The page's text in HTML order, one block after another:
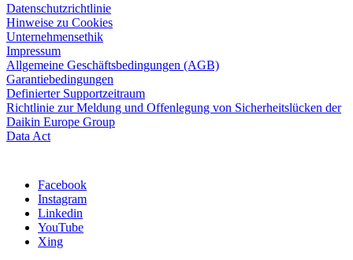
Datenschutzrichtlinie
Hinweise zu Cookies
Unternehmensethik
Impressum
Allgemeine Geschäftsbedingungen (AGB)
Garantiebedingungen
Definierter Supportzeitraum
Richtlinie zur Meldung und Offenlegung von Sicherheitslücken der
Daikin Europe Group
Data Act
Facebook
Instagram
Linkedin
YouTube
Xing